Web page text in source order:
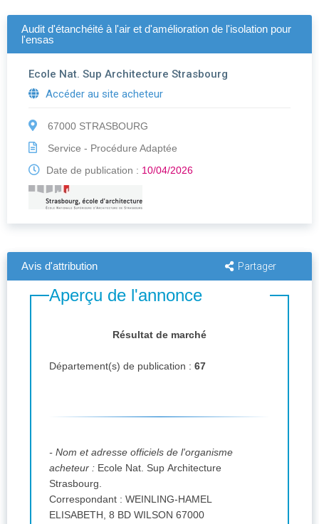
Audit d'étanchéité à l'air et d'amélioration de l'isolation pour
l'ensas
Ecole Nat. Sup Architecture Strasbourg
Accéder au site acheteur
67000 STRASBOURG
Service - Procédure Adaptée
Date de publication : 10/04/2026
Avis d'attribution Partager
Aperçu de l'annonce
Résultat de marché
Département(s) de publication : 67
- Nom et adresse officiels de l'organisme
acheteur : Ecole Nat. Sup Architecture
Strasbourg.
Correspondant : WEINLING-HAMEL
ELISABETH, 8 BD WILSON 67000